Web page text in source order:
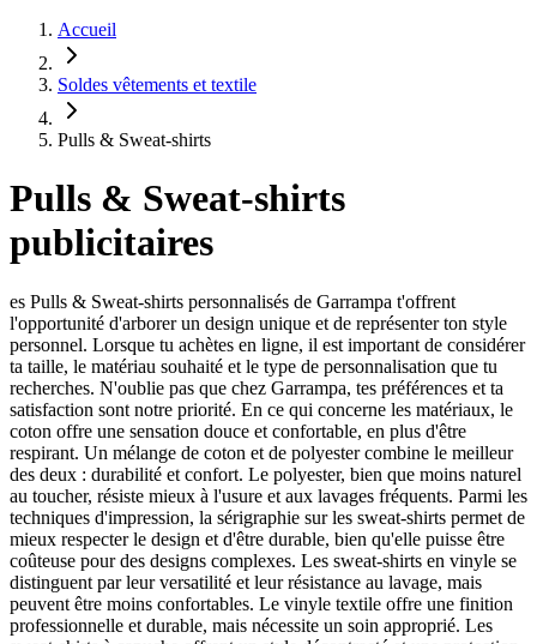
Accueil
Soldes vêtements et textile
Pulls & Sweat-shirts
Pulls & Sweat-shirts
publicitaires
es Pulls & Sweat-shirts personnalisés de Garrampa t'offrent
l'opportunité d'arborer un design unique et de représenter ton style
personnel. Lorsque tu achètes en ligne, il est important de considérer
ta taille, le matériau souhaité et le type de personnalisation que tu
recherches. N'oublie pas que chez Garrampa, tes préférences et ta
satisfaction sont notre priorité. En ce qui concerne les matériaux, le
coton offre une sensation douce et confortable, en plus d'être
respirant. Un mélange de coton et de polyester combine le meilleur
des deux : durabilité et confort. Le polyester, bien que moins naturel
au toucher, résiste mieux à l'usure et aux lavages fréquents. Parmi les
techniques d'impression, la sérigraphie sur les sweat-shirts permet de
mieux respecter le design et d'être durable, bien qu'elle puisse être
coûteuse pour des designs complexes. Les sweat-shirts en vinyle se
distinguent par leur versatilité et leur résistance au lavage, mais
peuvent être moins confortables. Le vinyle textile offre une finition
professionnelle et durable, mais nécessite un soin approprié. Les